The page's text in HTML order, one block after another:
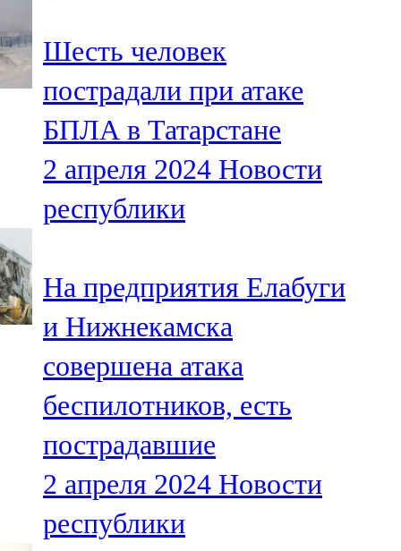
102,1 FM
Мамадыш
106,2 FM
Минзәлә
107,3 FM
100,0 FM
Нурлат
104,7 FM
Олы Әтнә
71,42 FM
Сарман
107,8 FM
Шесть человек
пострадали при атаке
БПЛА в Татарстане
2 апреля 2024 Новости
республики
На предприятия Елабуги
и Нижнекамска
совершена атака
беспилотников, есть
пострадавшие
2 апреля 2024 Новости
республики